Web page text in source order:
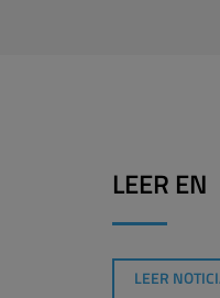
LEER EN
LEER